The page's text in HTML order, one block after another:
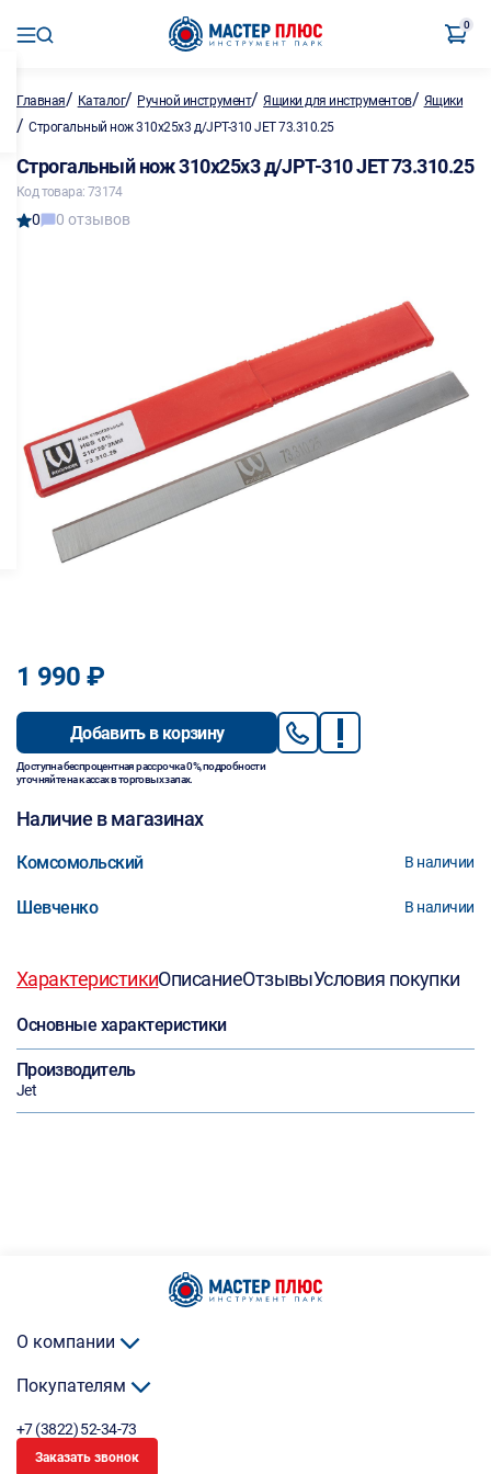
0
Главная/ Каталог/ Ручной инструмент/Ящики для инструментов/ Ящики
/ Строгальный нож 310х25х3 д/JPT-310 JET 73.310.25
Строгальный нож 310х25х3 д/JPT-310 JET 73.310.25
Код товара: 73174
0 0 отзывов
1 990 ₽
Добавить в корзину
Доступна беспроцентная рассрочка 0%, подробности
уточняйте на кассах в торговых залах.
Наличие в магазинах
Комсомольский В наличии
Шевченко В наличии
ХарактеристикиОписаниеОтзывыУсловия покупки
Основные характеристики
Производитель
Jet
О компании
Покупателям
+7 (3822) 52-34-73
Заказать звонок